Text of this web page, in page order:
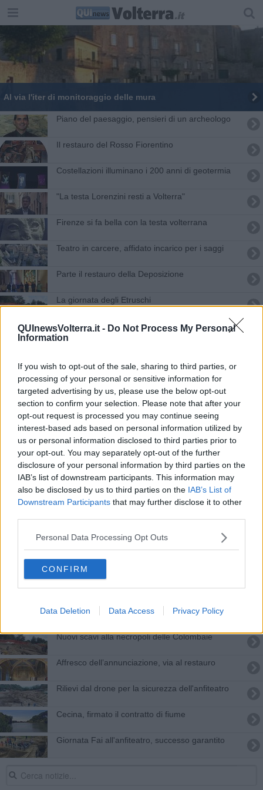
QUInewsVolterra.it - Do Not Process My Personal
Information
If you wish to opt-out of the sale, sharing to third parties, or
processing of your personal or sensitive information for
targeted advertising by us, please use the below opt-out
section to confirm your selection. Please note that after your
opt-out request is processed you may continue seeing
interest-based ads based on personal information utilized by
us or personal information disclosed to third parties prior to
your opt-out. You may separately opt-out of the further
disclosure of your personal information by third parties on the
IAB’s list of downstream participants. This information may
also be disclosed by us to third parties on the IAB’s List of
Downstream Participants that may further disclose it to other
Personal Data Processing Opt Outs
CONFIRM
Data Deletion Data Access Privacy Policy
Al via l'iter di monitoraggio delle mura
Piano del paesaggio, pensieri di un archeologo
Il restauro del Rosso Fiorentino
Costellazioni illuminano i 200 anni di geotermia
"La testa Lorenzini resti a Volterra"
Firenze si fa bella con la testa volterrana
​Teatro in carcere, affidato incarico per i saggi
Parte il restauro della Deposizione
La giornata degli Etruschi
La mostra "I Signori dell'Ortino"
Anfiteatro, visite guidate agli scavi
Capitale Cultura: Livorno si ritira, Pisa no
Rosso Fiorentino verso il restauro
Suoni antichi per la Giornata degli etruschi
Una mostra sui tumuli delle Colombaie
Ecco il Centro Espositivo Riparbella Antica
Dall'Acropoli etrusca emerge un muro di età
romana
Lawrence e l’amore-odio verso Volterra
Novità archeologiche, si fa il punto
Nuovi scavi alla necropoli delle Colombaie
Affresco dell’annunciazione, via al restauro
Rilievi dal drone per la sicurezza dell'anfiteatro
Cecina, firmato il contratto di fiume
Giornata Fai all'anfiteatro, successo garantito